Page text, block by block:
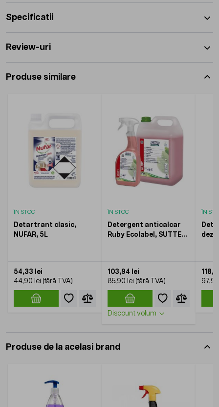
Specificatii
Review-uri
Produse similare
ÎN STOC
Detartrant clasic,
NUFAR, 5L
54,33 lei
44,90 lei
ÎN STOC
Detergent anticalcar
Ruby Ecolabel, SUTTER,
103,94 lei
85,90 lei
Discount volum
ÎN
Produse de la acelasi brand